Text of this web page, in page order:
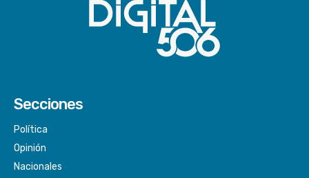
Secciones
Política
Opinión
Nacionales